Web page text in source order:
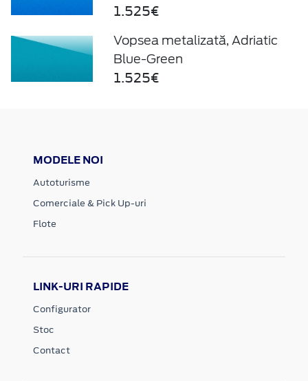
1.525€
Vopsea metalizată, Adriatic
Blue-Green
1.525€
MODELE NOI
Autoturisme
Comerciale & Pick Up-uri
Flote
LINK-URI RAPIDE
Configurator
Stoc
Contact